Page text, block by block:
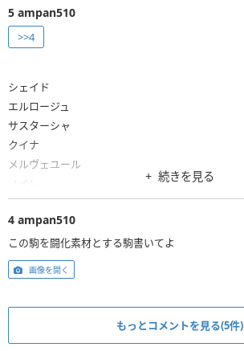
5 ampan510
>>4
シェイド
エルロージュ
サスターシャ
クイナ
メルヴェユール
ノイレ
シアン
これで合ってる?
続きを見る
4 ampan510
この駒を闘化素材とする駒書いてよ
画像を開く
もっとコメントを見る(5件)